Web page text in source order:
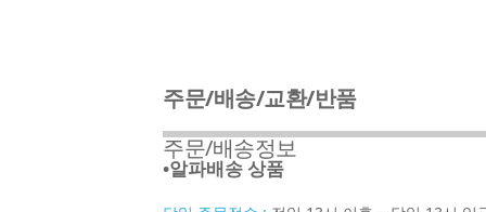
주문/배송/교환/반품
주문/배송정보
•알파배송 상품